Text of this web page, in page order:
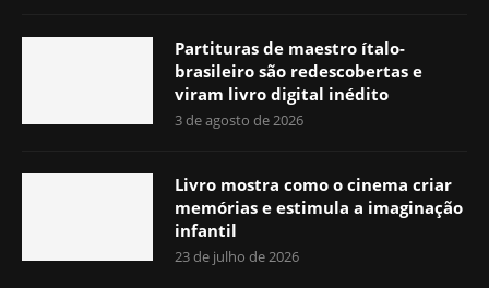
Partituras de maestro ítalo-
brasileiro são redescobertas e
viram livro digital inédito
3 de agosto de 2026
Livro mostra como o cinema criar
memórias e estimula a imaginação
infantil
23 de julho de 2026